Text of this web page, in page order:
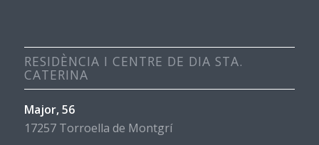
RESIDÈNCIA I CENTRE DE DIA STA.
CATERINA
Major, 56
17257 Torroella de Montgrí